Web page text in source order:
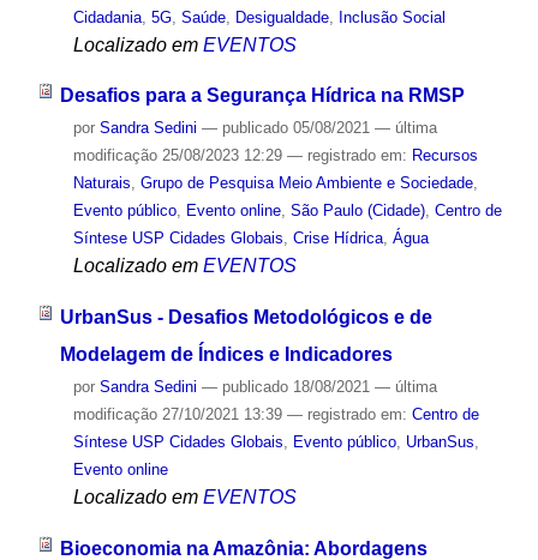
Cidadania, 5G, Saúde, Desigualdade, Inclusão Social
Localizado em EVENTOS
Desafios para a Segurança Hídrica na RMSP
por Sandra Sedini — publicado05/08/2021 — última
modificação25/08/2023 12:29 — registrado em: Recursos
Naturais, Grupo de Pesquisa Meio Ambiente e Sociedade,
Evento público, Evento online, São Paulo (Cidade), Centro de
Síntese USP Cidades Globais, Crise Hídrica, Água
Localizado em EVENTOS
UrbanSus - Desafios Metodológicos e de
Modelagem de Índices e Indicadores
por Sandra Sedini — publicado18/08/2021 — última
modificação27/10/2021 13:39 — registrado em: Centro de
Síntese USP Cidades Globais, Evento público, UrbanSus,
Evento online
Localizado em EVENTOS
Bioeconomia na Amazônia: Abordagens